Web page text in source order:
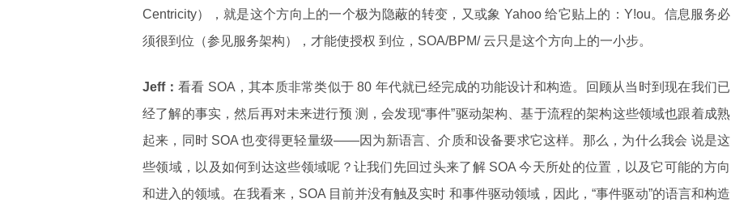
Centricity），就是这个方向上的一个极为隐蔽的转变，又或象 Yahoo 给它贴上的：Y!ou。信息服务必
须很到位（参见服务架构），才能使授权 到位，SOA/BPM/ 云只是这个方向上的一小步。
Jeff： 看看 SOA，其本质非常类似于 80 年代就已经完成的功能设计和构造。回顾从当时到现在我们已
经了解的事实，然后再对未来进行预 测，会发现“事件”驱动架构、基于流程的架构这些领域也跟着成熟
起来，同时 SOA 也变得更轻量级——因为新语言、介质和设备要求它这样。那么，为什么我会 说是这
些领域，以及如何到达这些领域呢？让我们先回过头来了解 SOA 今天所处的位置，以及它可能的方向
和进入的领域。在我看来，SOA 目前并没有触及实时 和事件驱动领域，因此，“事件驱动”的语言和构造